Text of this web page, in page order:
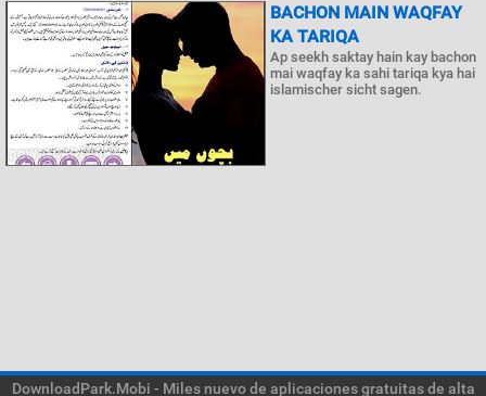
BACHON MAIN WAQFAY
KA TARIQA
Ap seekh saktay hain kay bachon
mai waqfay ka sahi tariqa kya hai
islamischer sicht sagen.
DownloadPark.Mobi - Miles nuevo de aplicaciones gratuitas de alta